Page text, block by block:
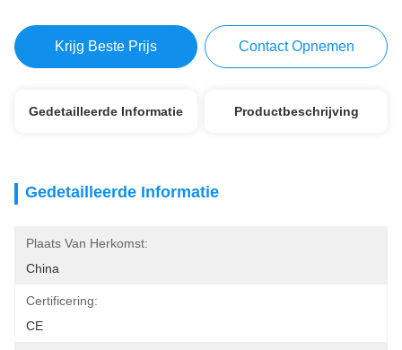
Krijg Beste Prijs Contact Opnemen
Gedetailleerde Informatie Productbeschrijving
Gedetailleerde Informatie
Plaats Van Herkomst:
China
Certificering:
CE